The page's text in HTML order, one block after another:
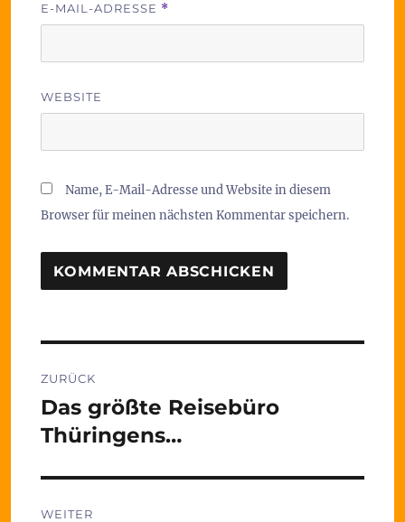
E-MAIL-ADRESSE *
WEBSITE
Name, E-Mail-Adresse und Website in diesem
Browser für meinen nächsten Kommentar speichern.
ZURÜCK
Vorheriger
Beitrag:
Das größte Reisebüro
Thüringens…
WEITER